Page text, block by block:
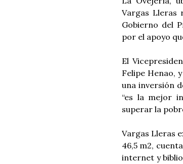
Vargas Lleras
Gobierno del
por el apoyo
El
Felipe Henao,
una inversión
“es la mejor
superar la
Vargas Lleras
46,5 m2,
internet y